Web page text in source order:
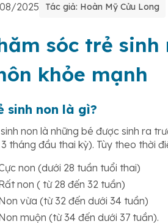
2025 Tác giả: Hoàn Mỹ Cửu Long
sóc trẻ
khỏe mạnh
sinh non là gì?
non là những bé được sinh ra
tháng đầu thai kỳ). Tùy theo thời
non (dưới 28 tuần tuổi thai)
non ( từ 28 đến 32 tuần)
vừa (từ 32 đến dưới 34 tuần)
muộn (từ 34 đến dưới 37 tuần).